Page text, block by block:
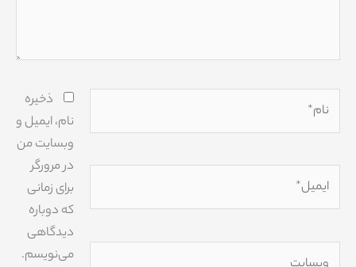
نام*
ایمیل*
ذخیره
نام، ایمیل و
وبسایت من
در مرورگر
برای زمانی
که دوباره
دیدگاهی
می‌نویسم.